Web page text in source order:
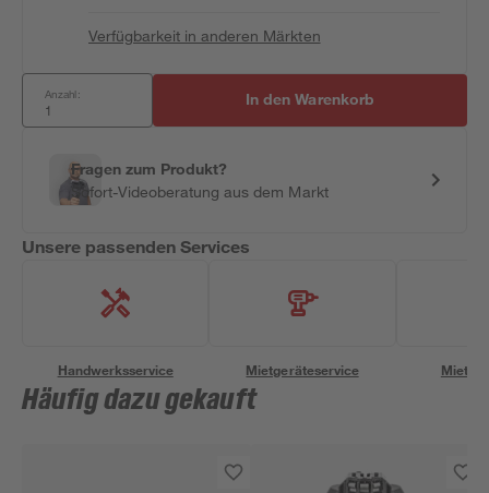
Verfügbarkeit in anderen Märkten
Anzahl: In den Warenkorb
Fragen zum Produkt?
Sofort-Videoberatung aus dem Markt
Unsere passenden Services
Handwerksservice Mietgeräteservice
Häufig dazu gekauft